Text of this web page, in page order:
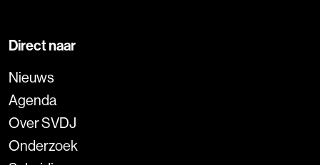
Direct naar
Nieuws
Agenda
Over SVDJ
Onderzoek